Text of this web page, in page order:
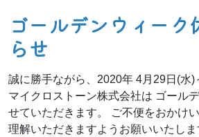
ゴールデンウィーク
らせ
誠に勝手ながら、2020年 4月29日(水)
マイクロストーン株式会社は ゴール
せていただきます。 ご不便をおかけ
理解いただきますようお願いいたし